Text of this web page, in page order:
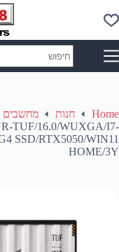
to
content
results
Home חנות
מחשבים
TUF/16.0/WUXGA/I7-
SSD/RTX5050/WIN11
HOME/3Y